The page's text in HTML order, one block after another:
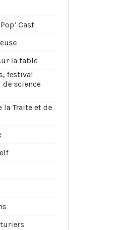
Cast
la table
festival
science
la Traite et de